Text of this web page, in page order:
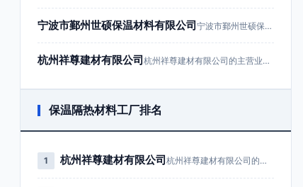
宁波市鄞州世硕保温材料有限公司 宁波市鄞州世硕保温材料有限公司成立于…
杭州祥尊建材有限公司 杭州祥尊建材有限公司的主营业务为建筑…
保温隔热材料工厂排名
1 杭州祥尊建材有限公司 杭州祥尊建材有限公司的主营业务为…